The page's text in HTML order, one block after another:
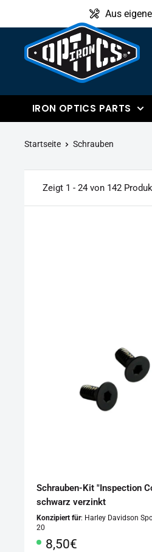
zum
Aus
IRON
IRON OPTICS PARTS
Startseite Schrauben
Zeigt 1 - 24 von 142
Schrauben-Kit "Inspection
schwarz verzinkt
Konzipiert für: Harley Davidson
20
Sonderpreis
8,50€